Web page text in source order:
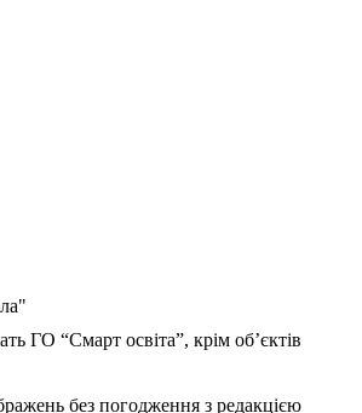
ГО “Смарт освіта”, крім об’єктів
без погодження з редакцією